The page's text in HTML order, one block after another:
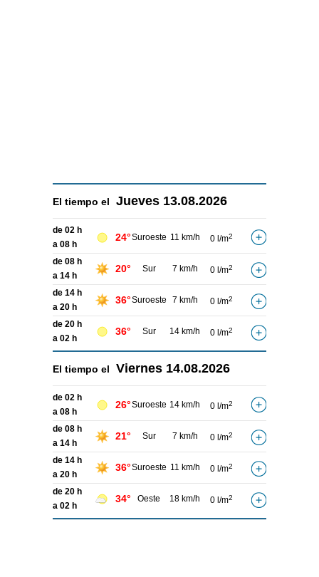
El tiempo el Jueves 13.08.2026
de 02 h
a 08 h
24°Suroeste 11 km/h 0 l/m2
de 08 h
a 14 h
20° Sur 7 km/h 0 l/m2
de 14 h
a 20 h
36°Suroeste 7 km/h 0 l/m2
de 20 h
a 02 h
36° Sur 14 km/h 0 l/m2
El tiempo el Viernes 14.08.2026
de 02 h
a 08 h
26°Suroeste 14 km/h 0 l/m2
de 08 h
a 14 h
21° Sur 7 km/h 0 l/m2
de 14 h
a 20 h
36°Suroeste 11 km/h 0 l/m2
de 20 h
a 02 h
34° Oeste 18 km/h 0 l/m2